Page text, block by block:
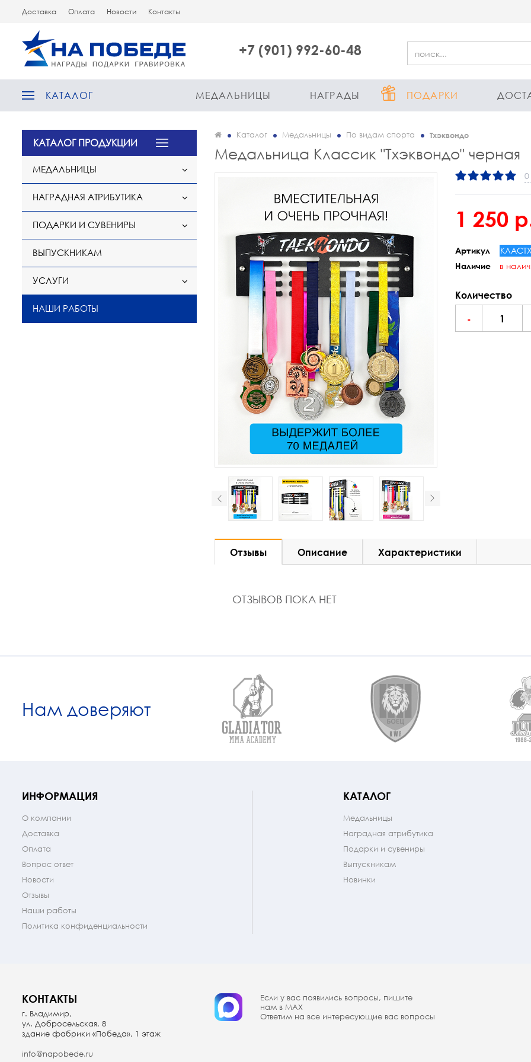
Доставка Оплата Новости Контакты
+7 (901) 992-60-48
КАТАЛОГ МЕДАЛЬНИЦЫ НАГРАДЫ ПОДАРКИ
КАТАЛОГ ПРОДУКЦИИ
МЕДАЛЬНИЦЫ
НАГРАДНАЯ АТРИБУТИКА
ПОДАРКИ И СУВЕНИРЫ
ВЫПУСКНИКАМ
УСЛУГИ
НАШИ РАБОТЫ
Каталог Медальницы По видам спорта Тхэквондо
Медальница Классик "Тхэквондо" черная
0
1 250
Артикул
Наличие в
Количество
-
Отзывы Описание Характеристики
ОТЗЫВОВ ПОКА НЕТ
Нам доверяют
ИНФОРМАЦИЯ
О компании
Доставка
Оплата
Вопрос ответ
Новости
Отзывы
Наши работы
Политика конфиденциальности
КАТАЛОГ
Медальницы
Наградная атрибутика
Подарки и сувениры
Выпускникам
Новинки
КОНТАКТЫ
г. Владимир,
ул. Добросельская, 8
здание фабрики «Победа», 1 этаж
info@napobede.ru
Если у вас появились вопросы, пишите
нам в МАX
Ответим на все интересующие вас вопросы